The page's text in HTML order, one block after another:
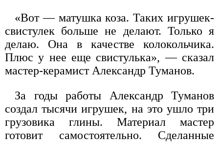
«Вот — матушка коза. Таких игрушек-
свистулек больше не делают. Только я
делаю. Она в качестве колокольчика.
Плюс у нее еще свистулька», — сказал
мастер-керамист Александр Туманов.
За годы работы Александр Туманов
создал тысячи игрушек, на это ушло три
грузовика глины. Материал мастер
готовит самостоятельно. Сделанные